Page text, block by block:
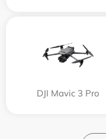
DJI Mavic 3 Pro